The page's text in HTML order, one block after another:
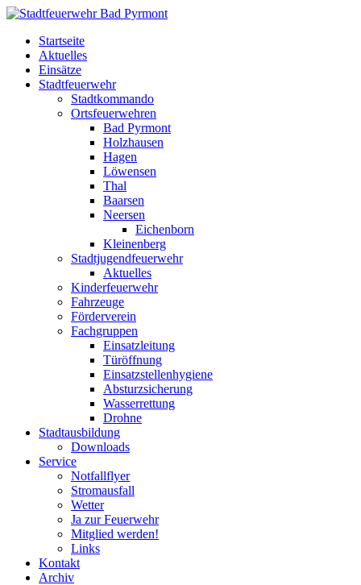
Startseite
Aktuelles
Einsätze
Stadtfeuerwehr
Stadtkommando
Ortsfeuerwehren
Bad Pyrmont
Holzhausen
Hagen
Löwensen
Thal
Baarsen
Neersen
Eichenborn
Kleinenberg
Stadtjugendfeuerwehr
Aktuelles
Kinderfeuerwehr
Fahrzeuge
Förderverein
Fachgruppen
Einsatzleitung
Türöffnung
Einsatzstellenhygiene
Absturzsicherung
Wasserrettung
Drohne
Stadtausbildung
Downloads
Service
Notfallflyer
Stromausfall
Wetter
Ja zur Feuerwehr
Mitglied werden!
Links
Kontakt
Archiv